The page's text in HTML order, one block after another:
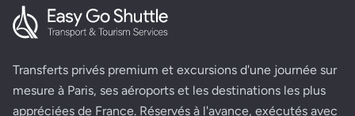
Transferts privés premium et excursions d'une journée sur
mesure à Paris, ses aéroports et les destinations les plus
appréciées de France. Réservés à l'avance, exécutés avec